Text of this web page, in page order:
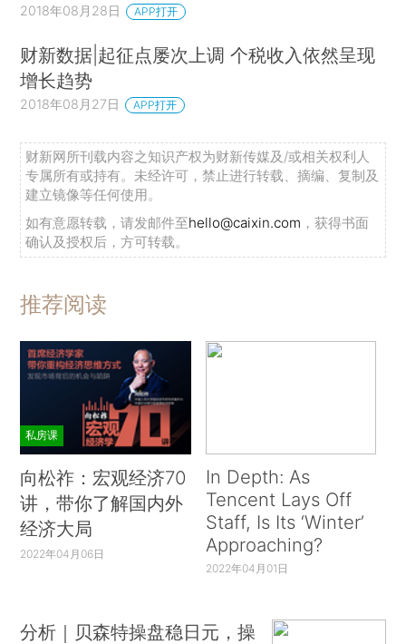
2018年08月28日 APP打开
财新数据|起征点屡次上调 个税收入依然呈现
增长趋势
2018年08月27日 APP打开
财新网所刊载内容之知识产权为财新传媒及/或相关权利人
专属所有或持有。未经许可，禁止进行转载、摘编、复制及
建立镜像等任何使用。
如有意愿转载，请发邮件至hello@caixin.com ，获得书面
确认及授权后，方可转载。
推荐阅读
私房课
向松祚：宏观经济70
讲，带你了解国内外
经济大局
2022年04月06日
In Depth: As
Tencent Lays Off
Staff, Is Its ‘Winter’
Approaching?
2022年04月01日
分析｜贝森特操盘稳日元，操